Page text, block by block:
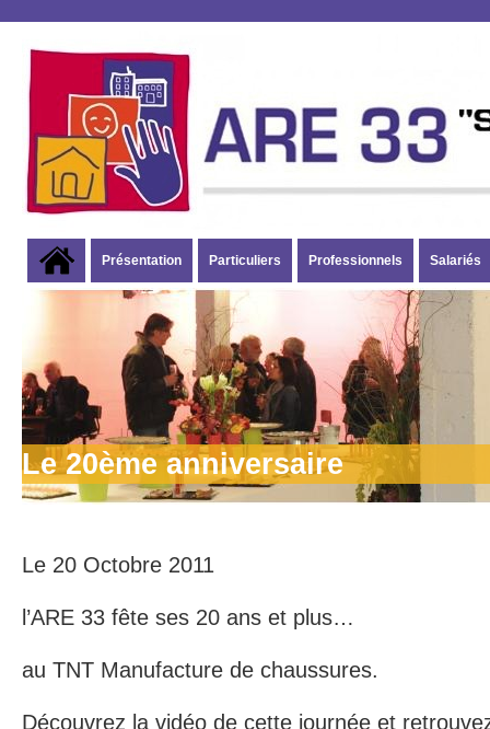
Présentation Particuliers Professionnels Salariés
Le 20ème anniversaire
Le 20 Octobre 2011
l’ARE 33 fête ses 20 ans et plus…
au TNT Manufacture de chaussures.
Découvrez la vidéo de cette journée et